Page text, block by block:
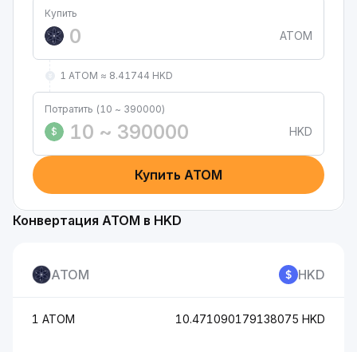
Купить
ATOM
1 ATOM ≈ 8.41744 HKD
Потратить (10 ~ 390000)
$
HKD
Купить ATOM
Конвертация ATOM в HKD
ATOM HKD
1 ATOM 10.471090179138075 HKD